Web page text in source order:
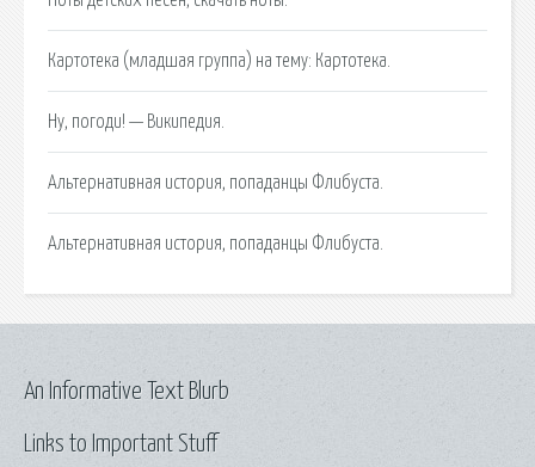
Картотека (младшая группа) на тему: Картотека.
Ну, погоди! — Википедия.
Альтернативная история, попаданцы Флибуста.
Альтернативная история, попаданцы Флибуста.
Links to Important Stuff
An Informative Text Blurb